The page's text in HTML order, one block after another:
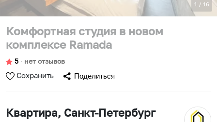
1 / 16
Комфортная студия в новом
комплексе Ramada
5 ∙ нет отзывов
Сохранить Поделиться
Квартира, Санкт-Петербург